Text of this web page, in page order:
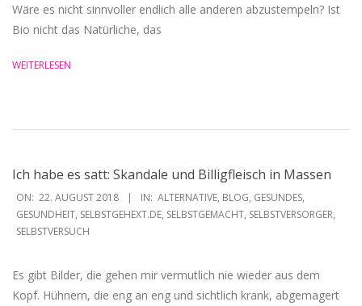
Wäre es nicht sinnvoller endlich alle anderen abzustempeln? Ist
Bio nicht das Natürliche, das
WEITERLESEN
Ich habe es satt: Skandale und Billigfleisch in Massen
2018-
08-
22
ON: 22. AUGUST 2018 IN: ALTERNATIVE, BLOG, GESUNDES,
GESUNDHEIT, SELBSTGEHEXT.DE, SELBSTGEMACHT, SELBSTVERSORGER,
SELBSTVERSUCH
Es gibt Bilder, die gehen mir vermutlich nie wieder aus dem
Kopf. Hühnern, die eng an eng und sichtlich krank, abgemagert